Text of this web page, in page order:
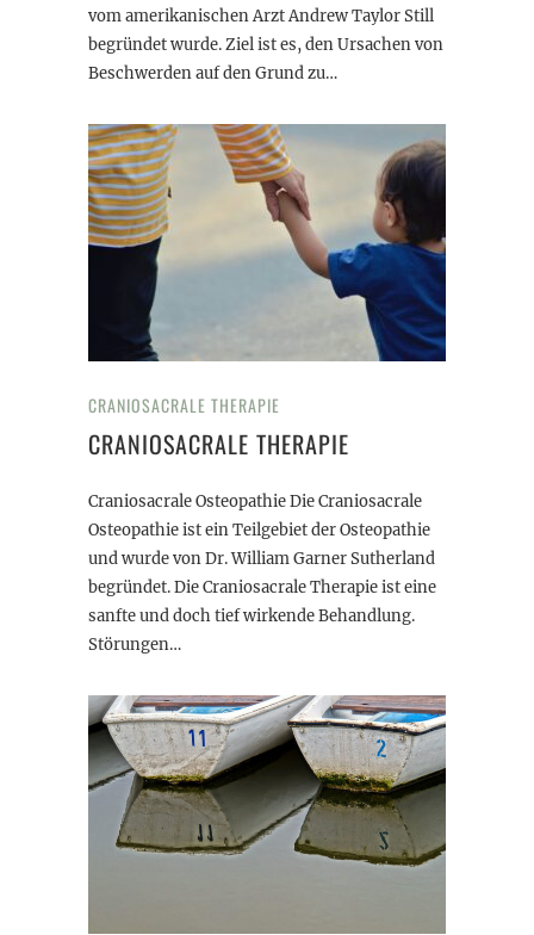
vom amerikanischen Arzt Andrew Taylor Still
begründet wurde. Ziel ist es, den Ursachen von
Beschwerden auf den Grund zu…
CRANIOSACRALE THERAPIE
CRANIOSACRALE THERAPIE
Craniosacrale Osteopathie Die Craniosacrale
Osteopathie ist ein Teilgebiet der Osteopathie
und wurde von Dr. William Garner Sutherland
begründet. Die Craniosacrale Therapie ist eine
sanfte und doch tief wirkende Behandlung.
Störungen…